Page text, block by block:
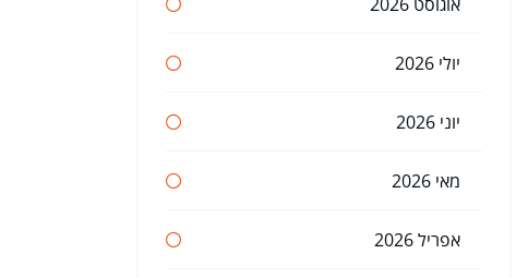
יולי 2026
יוני 2026
מאי 2026
אפריל 2026